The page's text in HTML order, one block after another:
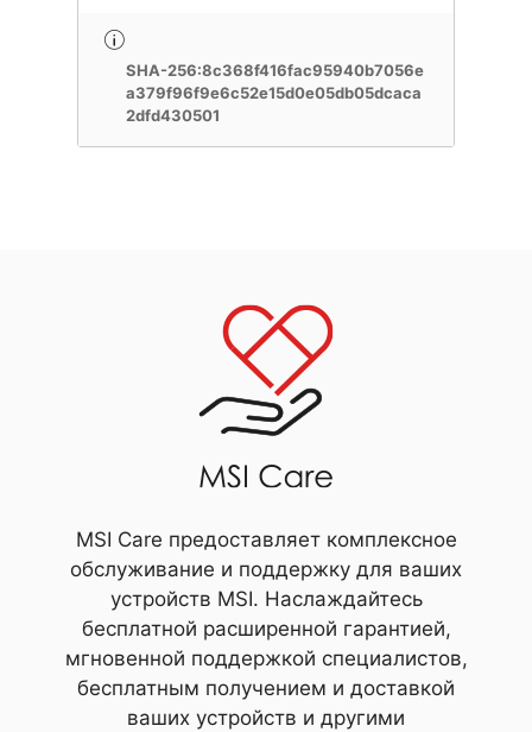
SHA-256:8c368f416fac95940b7056e
a379f96f9e6c52e15d0e05db05dcaca
2dfd430501
MSI Care предоставляет комплексное
обслуживание и поддержку для ваших
устройств MSI. Наслаждайтесь
бесплатной расширенной гарантией,
мгновенной поддержкой специалистов,
бесплатным получением и доставкой
ваших устройств и другими